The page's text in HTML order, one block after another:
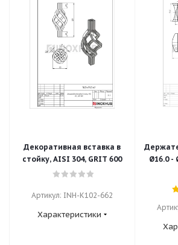
Декоративная вставка в
стойку, AISI 304, GRIT 600
Артикул: INH-K102-662
Характеристики
Ø16.0 -